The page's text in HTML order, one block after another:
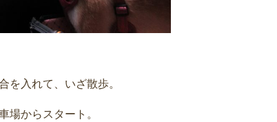
を入れて、いざ散歩。
場からスタート。